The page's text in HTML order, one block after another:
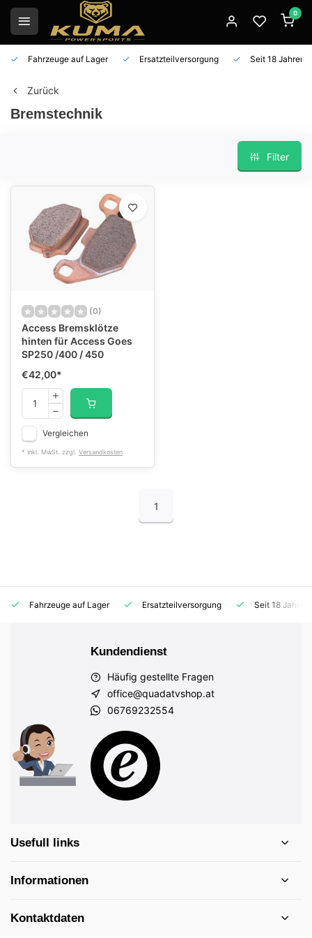
0
Fahrzeuge auf Lager Ersatzteilversorgung Seit 18 Jahren
Zurück
Bremstechnik
Filter
(0)
Access Bremsklötze
hinten für Access Goes
SP250 /400 / 450
€42,00*
Vergleichen
* Inkl. MwSt. zzgl. Versandkosten
1
Fahrzeuge auf Lager Ersatzteilversorgung Seit 18
Kundendienst
Häufig gestellte Fragen
office@quadatvshop.at
06769232554
Usefull links
Informationen
Kontaktdaten